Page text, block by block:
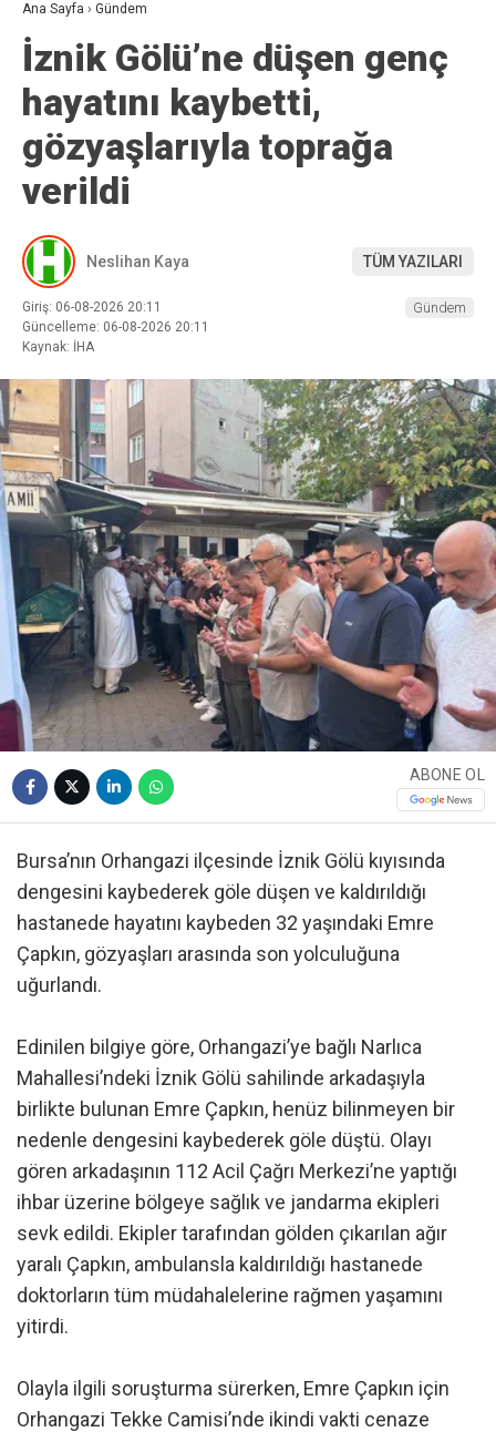
Ana Sayfa › Gündem
İznik Gölü’ne düşen genç
hayatını kaybetti,
gözyaşlarıyla toprağa
verildi
Neslihan Kaya TÜM YAZILARI
Giriş: 06-08-2026 20:11
Güncelleme: 06-08-2026 20:11
Kaynak: İHA
Gündem
ABONE OL
Bursa’nın Orhangazi ilçesinde İznik Gölü kıyısında
dengesini kaybederek göle düşen ve kaldırıldığı
hastanede hayatını kaybeden 32 yaşındaki Emre
Çapkın, gözyaşları arasında son yolculuğuna
uğurlandı.
Edinilen bilgiye göre, Orhangazi’ye bağlı Narlıca
Mahallesi’ndeki İznik Gölü sahilinde arkadaşıyla
birlikte bulunan Emre Çapkın, henüz bilinmeyen bir
nedenle dengesini kaybederek göle düştü. Olayı
gören arkadaşının 112 Acil Çağrı Merkezi’ne yaptığı
ihbar üzerine bölgeye sağlık ve jandarma ekipleri
sevk edildi. Ekipler tarafından gölden çıkarılan ağır
yaralı Çapkın, ambulansla kaldırıldığı hastanede
doktorların tüm müdahalelerine rağmen yaşamını
yitirdi.
Olayla ilgili soruşturma sürerken, Emre Çapkın için
Orhangazi Tekke Camisi’nde ikindi vakti cenaze